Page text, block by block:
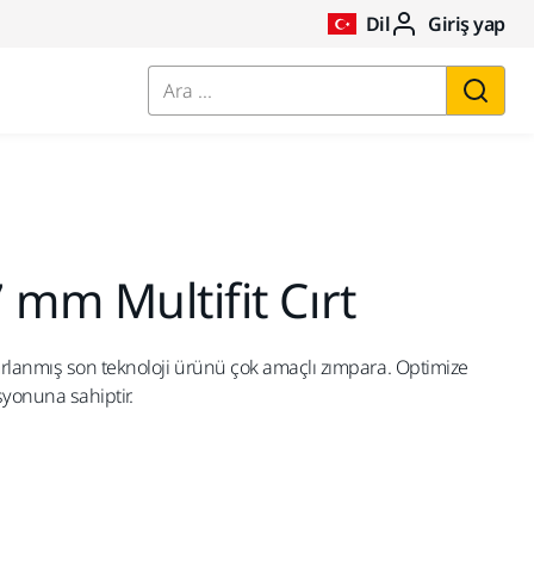
Dil Giriş yap
Ara ...
mm Multifit Cırt
son teknoloji ürünü çok amaçlı zımpara. Optimize
sahiptir.